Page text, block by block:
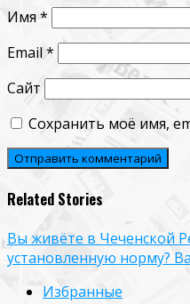
Имя*
Email*
Сайт
Сохранить моё имя,
Related Stories
Вы живёте в Чеченской
установленную норму?
Избранные